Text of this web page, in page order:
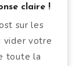
claire !
sur les
vider votre
toute la